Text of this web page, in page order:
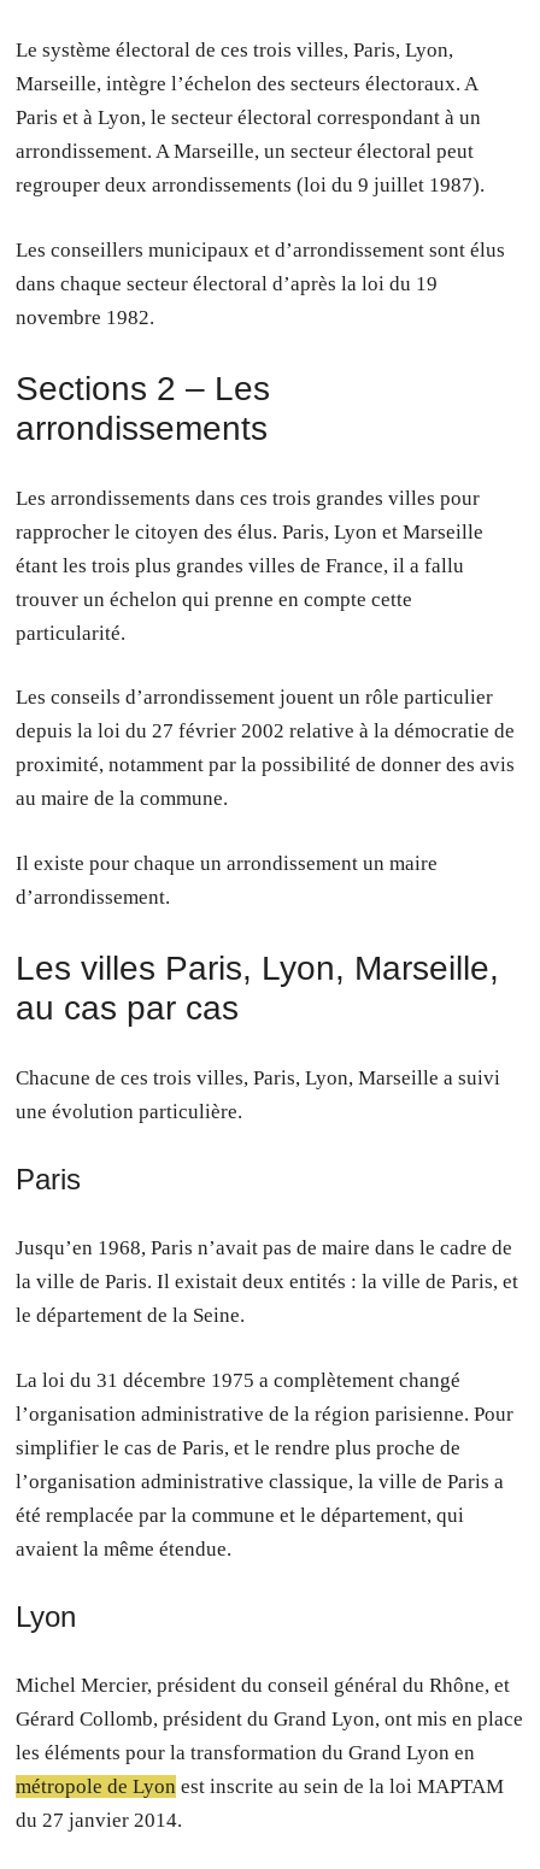
Le système électoral de ces trois villes, Paris, Lyon,
Marseille, intègre l’échelon des secteurs électoraux. A
Paris et à Lyon, le secteur électoral correspondant à un
arrondissement. A Marseille, un secteur électoral peut
regrouper deux arrondissements (loi du 9 juillet 1987).
Les conseillers municipaux et d’arrondissement sont élus
dans chaque secteur électoral d’après la loi du 19
novembre 1982.
Sections 2 – Les
arrondissements
Les arrondissements dans ces trois grandes villes pour
rapprocher le citoyen des élus. Paris, Lyon et Marseille
étant les trois plus grandes villes de France, il a fallu
trouver un échelon qui prenne en compte cette
particularité.
Les conseils d’arrondissement jouent un rôle particulier
depuis la loi du 27 février 2002 relative à la démocratie de
proximité, notamment par la possibilité de donner des avis
au maire de la commune.
Il existe pour chaque un arrondissement un maire
d’arrondissement.
Les villes Paris, Lyon, Marseille,
au cas par cas
Chacune de ces trois villes, Paris, Lyon, Marseille a suivi
une évolution particulière.
Paris
Jusqu’en 1968, Paris n’avait pas de maire dans le cadre de
la ville de Paris. Il existait deux entités : la ville de Paris, et
le département de la Seine.
La loi du 31 décembre 1975 a complètement changé
l’organisation administrative de la région parisienne. Pour
simplifier le cas de Paris, et le rendre plus proche de
l’organisation administrative classique, la ville de Paris a
été remplacée par la commune et le département, qui
avaient la même étendue.
Lyon
Michel Mercier, président du conseil général du Rhône, et
Gérard Collomb, président du Grand Lyon, ont mis en place
les éléments pour la transformation du Grand Lyon en
métropole de Lyon est inscrite au sein de la loi MAPTAM
du 27 janvier 2014.